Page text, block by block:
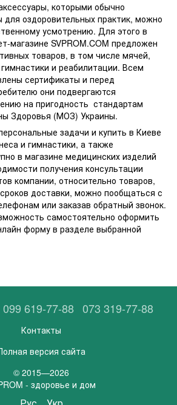
которыми обычно
оздоровительных практик, можно
усмотрению. Для этого в
магазине SVPROM.COM предложен
товаров, в том числе мячей,
и реабилитации. Всем
сертификаты и перед
они подвергаются
на пригодность стандартам
Здоровья (МОЗ) Украины.
задачи и купить в Киеве
и гимнастики, а также
в магазине медицинских изделий
получения консультации
компании, относительно товаров,
доставки, можно пообщаться с
или заказав обратный звонок.
самостоятельно оформить
форму в разделе выбранной
099 619-77-88 073 319-77-88
Контакты
версия сайта
© 2015—2026
- здоровье и дом